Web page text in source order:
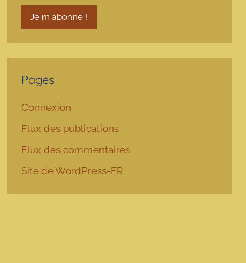
Pages
Connexion
Flux des publications
Flux des commentaires
Site de WordPress-FR